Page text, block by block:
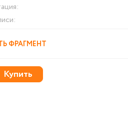
ФРАГМЕНТ
Купить